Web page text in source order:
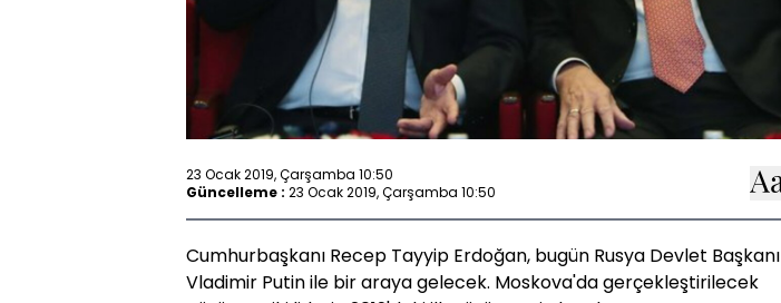
23 Ocak 2019, Çarşamba 10:50
Güncelleme : 23 Ocak 2019, Çarşamba 10:50
Cumhurbaşkanı Recep Tayyip Erdoğan, bugün Rusya Devlet Başkanı
Vladimir Putin ile bir araya gelecek. Moskova'da gerçekleştirilecek